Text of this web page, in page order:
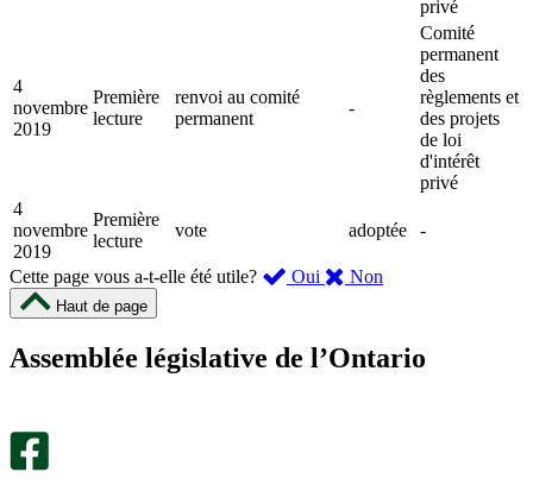
privé
4
novembre
2019
Première
lecture
renvoi au comité
permanent
-
Comité
permanent
des
règlements et
des projets
de loi
d'intérêt
privé
4
novembre
2019
Première
lecture
vote adoptée -
Cette page vous a-t-elle été utile? Oui ,
été
Non
m’a
Haut de page
Assemblée législative de l’Ontario